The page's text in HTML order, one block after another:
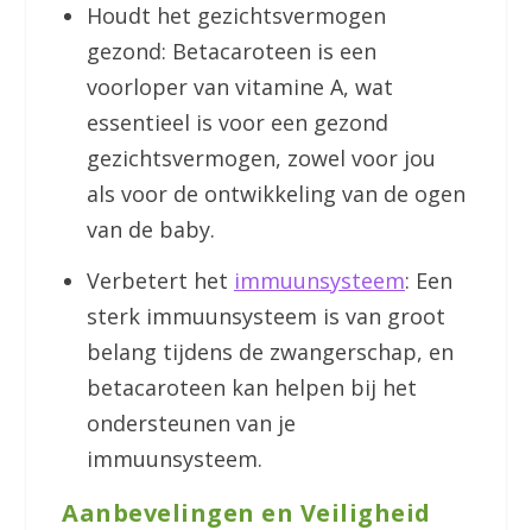
Houdt het gezichtsvermogen
gezond: Betacaroteen is een
voorloper van vitamine A, wat
essentieel is voor een gezond
gezichtsvermogen, zowel voor jou
als voor de ontwikkeling van de ogen
van de baby.
Verbetert het immuunsysteem: Een
sterk immuunsysteem is van groot
belang tijdens de zwangerschap, en
betacaroteen kan helpen bij het
ondersteunen van je
immuunsysteem.
Aanbevelingen en Veiligheid